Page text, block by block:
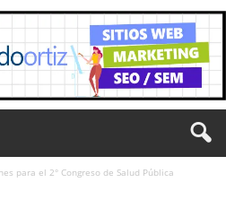
para el 2° Congreso de Salud Pública